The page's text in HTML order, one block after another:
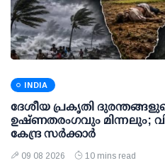
INDIA
ദേശീയ പ്രകൃതി
ഉഷ്ണതരംഗവും മിന്നലും;
കേന്ദ്ര സര്‍ക്കാര്‍
09 08 2026 10 mins read